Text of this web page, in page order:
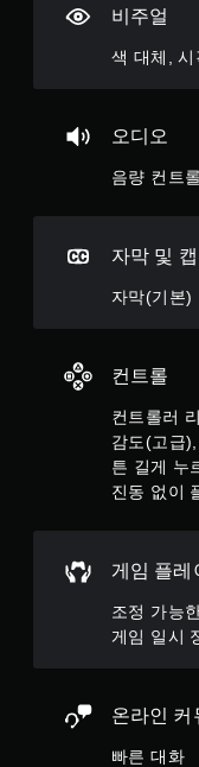
비주얼
색 대체, 시
오디오
음량 컨트롤
자막 및 캡
자막(기본)
컨트롤
컨트롤러
감도(고급
튼 길게 누
진동 없이
게임 플레
조정 가능
게임 일시
온라인 커
빠른 대화